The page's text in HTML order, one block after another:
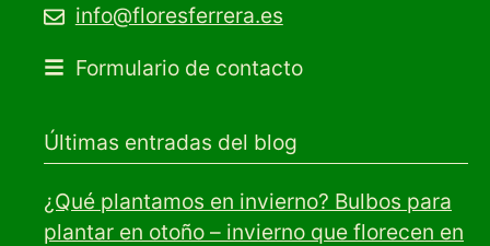
info@floresferrera.es
Formulario de contacto
Últimas entradas del blog
¿Qué plantamos en invierno? Bulbos para
plantar en otoño – invierno que florecen en